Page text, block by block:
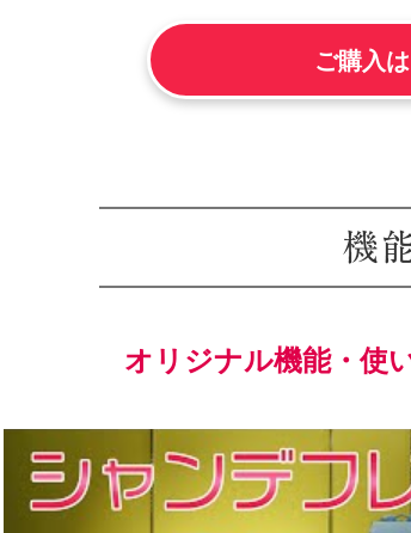
ご購入
オリジナル機能・使